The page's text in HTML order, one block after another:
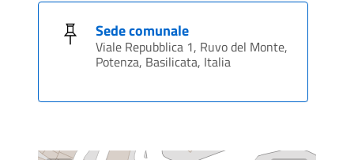
Sede comunale
Viale Repubblica 1, Ruvo del Monte,
Potenza, Basilicata, Italia